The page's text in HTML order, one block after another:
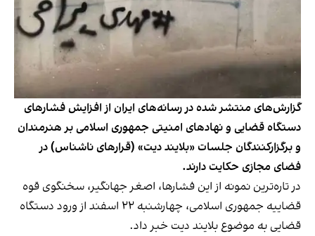
گزارش‌های منتشر شده در رسانه‌های ایران از افزایش فشارهای
دستگاه قضایی و نهادهای امنیتی جمهوری اسلامی بر هنرمندان
و برگزارکنندگان جلسات «بلایند دیت» (قرارهای ناشناس) در
فضای مجازی حکایت دارند.
در تاره‌ترین نمونه از این فشارها، اصغر جهانگیر، سخنگوی قوه
قضاییه جمهوری اسلامی، چهارشنبه ۲۲ اسفند از ورود دستگاه
قضایی به موضوع بلایند دیت خبر داد.